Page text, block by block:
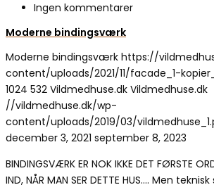
Ingen kommentarer
Moderne bindingsværk
Moderne bindingsværk https://
content/uploads/2021/11/facade_1-
1024 532 Vildmedhuse.dk Vildmedhuse.dk
//vildmedhuse.dk/wp-
content/uploads/2019/03/
december 3, 2021 september 8, 2023
BINDINGSVÆRK ER NOK IKKE DET FØRSTE
IND, NÅR MAN SER DETTE HUS…. Men